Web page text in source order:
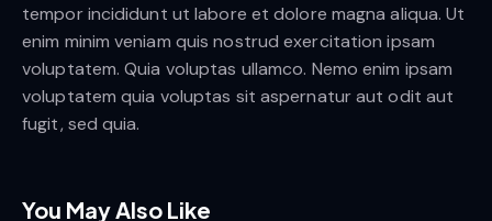
tempor incididunt ut labore et dolore magna aliqua. Ut
enim minim veniam quis nostrud exercitation ipsam
voluptatem. Quia voluptas ullamco. Nemo enim ipsam
voluptatem quia voluptas sit aspernatur aut odit aut
fugit, sed quia.
You May Also Like